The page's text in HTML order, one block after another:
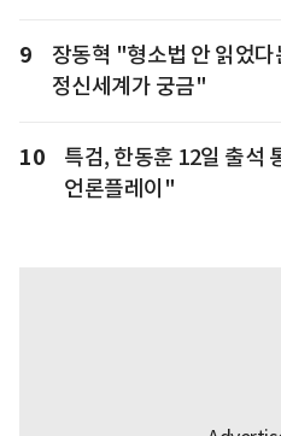
9
장동혁 "형소법 안 읽었
정신세계가 궁금"
10
특검, 한동훈 12일 출석
언론플레이"